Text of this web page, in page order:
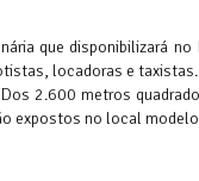
que disponibilizará
locadoras e taxistas.
2.600 metros
expostos no local